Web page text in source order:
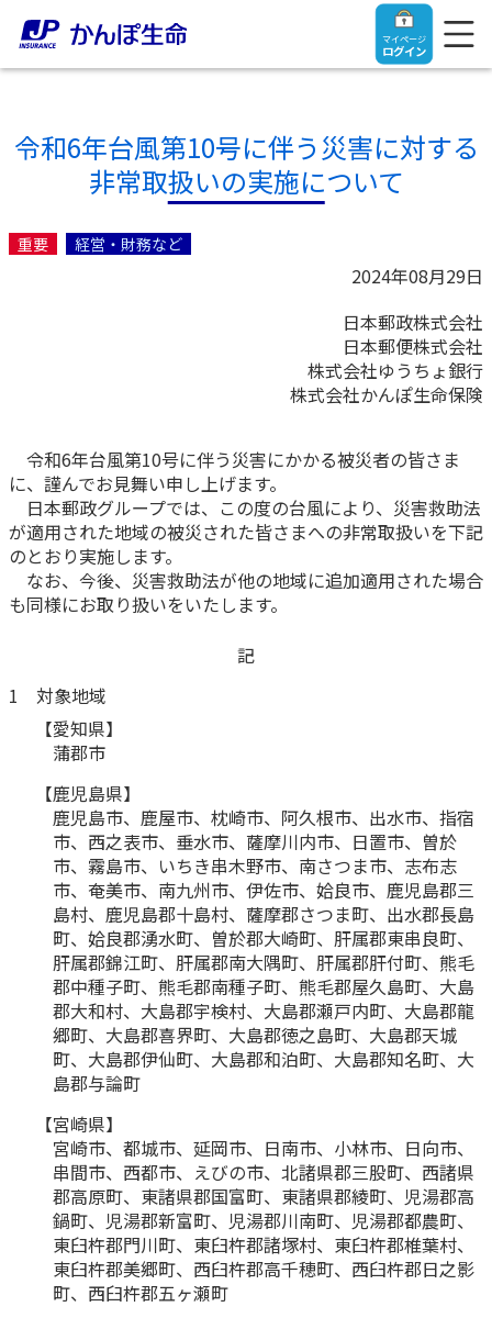
マイページ
ログイン
トップ
ご契約者さま
マイページログイン
入院保険金・手術保険金のご請求
お手続き一覧
きっかけ・できごとから探す
マイページでできること
新規登録
ログイン
ご契約内容の確認
お客さまに関する情報等の確認の取り組み
各種サービス・お知らせ
かんぽプラチナライフサービス
ご契約のしおり・約款（Web約款）
保険用語集
終身保険
養老保険
定期保険
お見積りシミュレーション
資料請求
保険の探し方のポイント
保険かんたん診断
これからのライフイベントでかかる費用とは？
ご契約手続きの流れ
保険料のお払込方法
保険用語集
お問い合わせ
【まずはご相談ください】企業経営でお悩みの方はこ
ちら
法人のお客さま向け商品一覧
目的から探す
かんぽ生命の団体取扱い
法人向け資料請求
お問い合わせ先
お役立ち情報
かんぽのLifeサポートナビ
保険
医療
お金
子育て
ライフプラン
健康情報
かんぽアプリ～かんぽの健康と安心を手のひらに～
すこやか健康ラボ
かんぽ生命について
かんぽ生命について
ご挨拶
経営理念・経営戦略
会社概要
財務情報
株主・投資家のみなさまへ
日本郵政グループとしての取り組み
採用情報
CM・オウンドメディア／ソーシャルメディア
かんぽブランド
かんぽ生命のサステナビリティ
よくあるご質問
サステナビリティ
株主・投資家のみなさまへ
採用情報
English
令和6年台風第10号に伴う災害に対する
非常取扱いの実施について
重要 経営・財務など
2024年08月29日
日本郵政株式会社
日本郵便株式会社
株式会社ゆうちょ銀行
株式会社かんぽ生命保険
令和6年台風第10号に伴う災害にかかる被災者の皆さま
に、謹んでお見舞い申し上げます。
日本郵政グループでは、この度の台風により、災害救助法
が適用された地域の被災された皆さまへの非常取扱いを下記
のとおり実施します。
なお、今後、災害救助法が他の地域に追加適用された場合
も同様にお取り扱いをいたします。
記
1 対象地域
【愛知県】
蒲郡市
【鹿児島県】
鹿児島市、鹿屋市、枕崎市、阿久根市、出水市、指宿
市、西之表市、垂水市、薩摩川内市、日置市、曽於
市、霧島市、いちき串木野市、南さつま市、志布志
市、奄美市、南九州市、伊佐市、姶良市、鹿児島郡三
島村、鹿児島郡十島村、薩摩郡さつま町、出水郡長島
町、姶良郡湧水町、曽於郡大崎町、肝属郡東串良町、
肝属郡錦江町、肝属郡南大隅町、肝属郡肝付町、熊毛
郡中種子町、熊毛郡南種子町、熊毛郡屋久島町、大島
郡大和村、大島郡宇検村、大島郡瀬戸内町、大島郡龍
郷町、大島郡喜界町、大島郡徳之島町、大島郡天城
町、大島郡伊仙町、大島郡和泊町、大島郡知名町、大
島郡与論町
【宮崎県】
宮崎市、都城市、延岡市、日南市、小林市、日向市、
串間市、西都市、えびの市、北諸県郡三股町、西諸県
郡高原町、東諸県郡国富町、東諸県郡綾町、児湯郡高
鍋町、児湯郡新富町、児湯郡川南町、児湯郡都農町、
東臼杵郡門川町、東臼杵郡諸塚村、東臼杵郡椎葉村、
東臼杵郡美郷町、西臼杵郡高千穂町、西臼杵郡日之影
町、西臼杵郡五ヶ瀬町